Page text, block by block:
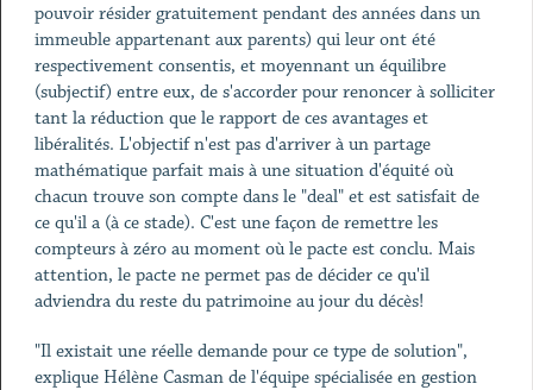
pouvoir résider gratuitement pendant des années dans un
immeuble appartenant aux parents) qui leur ont été
respectivement consentis, et moyennant un équilibre
(subjectif) entre eux, de s'accorder pour renoncer à solliciter
tant la réduction que le rapport de ces avantages et
libéralités. L'objectif n'est pas d'arriver à un partage
mathématique parfait mais à une situation d'équité où
chacun trouve son compte dans le "deal" et est satisfait de
ce qu'il a (à ce stade). C'est une façon de remettre les
compteurs à zéro au moment où le pacte est conclu. Mais
attention, le pacte ne permet pas de décider ce qu'il
adviendra du reste du patrimoine au jour du décès!
"Il existait une réelle demande pour ce type de solution",
explique Hélène Casman de l'équipe spécialisée en gestion